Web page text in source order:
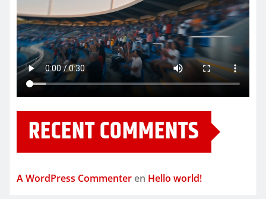
RECENT COMMENTS
A WordPress Commenter en Hello world!